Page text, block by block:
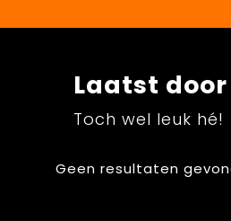
Laatst
Toch wel leuk hé!
Geen resultaten